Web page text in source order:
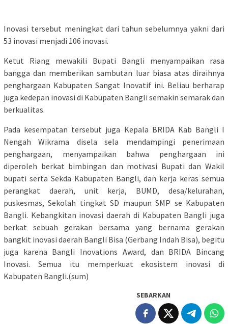
Inovasi tersebut meningkat dari tahun sebelumnya yakni dari
53 inovasi menjadi 106 inovasi.
Ketut Riang mewakili Bupati Bangli menyampaikan rasa
bangga dan memberikan sambutan luar biasa atas diraihnya
penghargaan Kabupaten Sangat Inovatif ini. Beliau berharap
juga kedepan inovasi di Kabupaten Bangli semakin semarak dan
berkualitas.
Pada kesempatan tersebut juga Kepala BRIDA Kab Bangli I
Nengah Wikrama disela sela mendampingi penerimaan
penghargaan, menyampaikan bahwa penghargaan ini
diperoleh berkat bimbingan dan motivasi Bupati dan Wakil
bupati serta Sekda Kabupaten Bangli, dan kerja keras semua
perangkat daerah, unit kerja, BUMD, desa/kelurahan,
puskesmas, Sekolah tingkat SD maupun SMP se Kabupaten
Bangli. Kebangkitan inovasi daerah di Kabupaten Bangli juga
berkat sebuah gerakan bersama yang bernama gerakan
bangkit inovasi daerah Bangli Bisa (Gerbang Indah Bisa), begitu
juga karena Bangli Inovations Award, dan BRIDA Bincang
Inovasi. Semua itu memperkuat ekosistem inovasi di
Kabupaten Bangli.(sum)
SEBARKAN